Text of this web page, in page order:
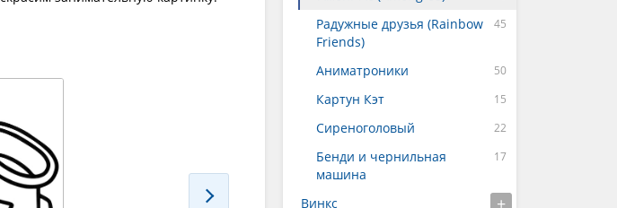
Радужные друзья (Rainbow
Friends)
Аниматроники
Картун Кэт
Сиреноголовый
Бенди и чернильная
машина
Винкс